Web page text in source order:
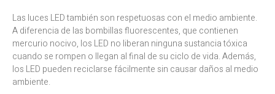
Las luces LED también son respetuosas con el medio ambiente.
A diferencia de las bombillas fluorescentes, que contienen
mercurio nocivo, los LED no liberan ninguna sustancia tóxica
cuando se rompen o llegan al final de su ciclo de vida. Además,
los LED pueden reciclarse fácilmente sin causar daños al medio
ambiente.